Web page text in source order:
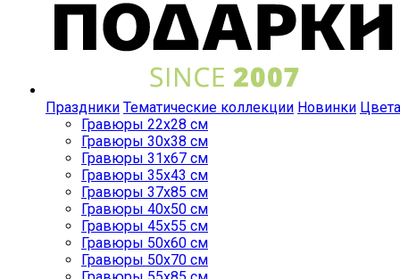
Праздники Тематические коллекции Новинки Цвета
Гравюры 22x28 см
Гравюры 30x38 см
Гравюры 31x67 см
Гравюры 35x43 см
Гравюры 37x85 см
Гравюры 40x50 см
Гравюры 45x55 см
Гравюры 50x60 см
Гравюры 50x70 см